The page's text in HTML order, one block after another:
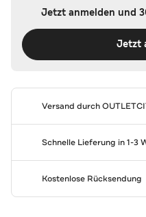
Jetzt anmelden und
Jetzt
Versand durch
Schnelle Lieferung in 1-3
Kostenlose Rücksendung